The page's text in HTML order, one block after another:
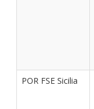
POR FSE Sicilia